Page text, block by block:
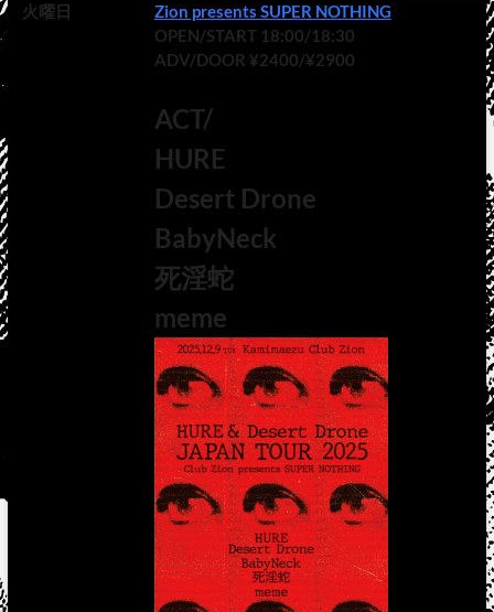
火曜日
Zion presents SUPER NOTHING
OPEN/START 18:00/18:30
ADV/DOOR ¥2400/¥2900
ACT/
HURE
Desert Drone
BabyNeck
死淫蛇
meme